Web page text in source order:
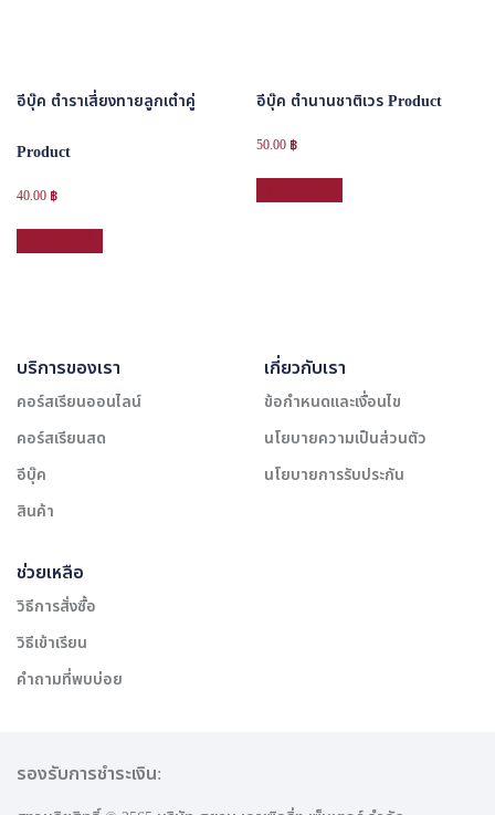
อีบุ๊ค ตำราเสี่ยงทายลูกเต๋าคู่
Product
40.00 ฿
อีบุ๊ค ตำนานชาติเวร Product
50.00 ฿
บริการของเรา
คอร์สเรียนออนไลน์
คอร์สเรียนสด
อีบุ๊ค
สินค้า
เกี่ยวกับเรา
ข้อกำหนดและเงื่อนไข
นโยบายความเป็นส่วนตัว
นโยบายการรับประกัน
ช่วยเหลือ
วิธีการสั่งซื้อ
วิธีเข้าเรียน
คำถามที่พบบ่อย
รองรับการชำระเงิน: